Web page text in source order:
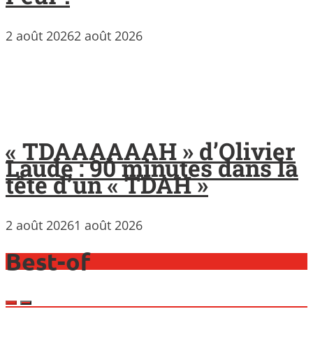
2 août 20262 août 2026
« TDAAAAAAH » d’Olivier
Laude : 90 minutes dans la
tête d’un « TDAH »
2 août 20261 août 2026
Best-of